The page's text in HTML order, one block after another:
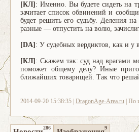
[КЛ] : Именно. Вы будете сидеть на
зачитает список обвинений и
будет решить его судьбу. Деления
разные — отпустить на волю,
[DA] : У судебных вердиктов, как и у
[КЛ] : Скажем так: суд над врагами
поможет общему делу? Иные
ближайших товарищей. Так что
2014-09-20 15:38:35 | DragonAge-Area.ru | По
286 9